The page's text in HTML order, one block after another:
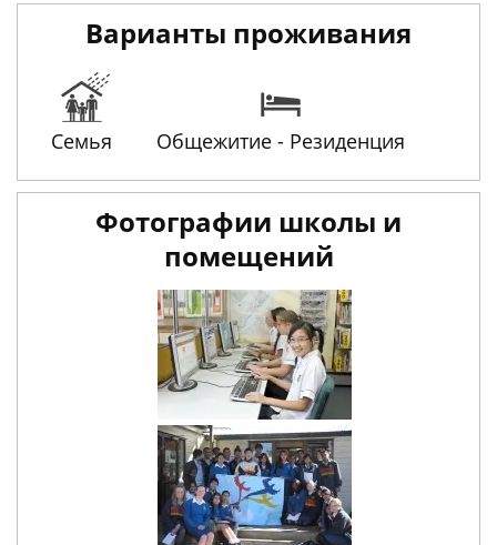
Варианты проживания
Семья Общежитие - Резиденция
Фотографии школы и
помещений